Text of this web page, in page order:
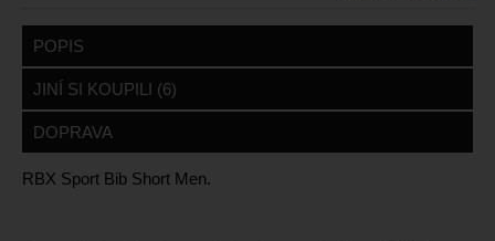
POPIS
JINÍ SI KOUPILI (6)
DOPRAVA
RBX Sport Bib Short Men.